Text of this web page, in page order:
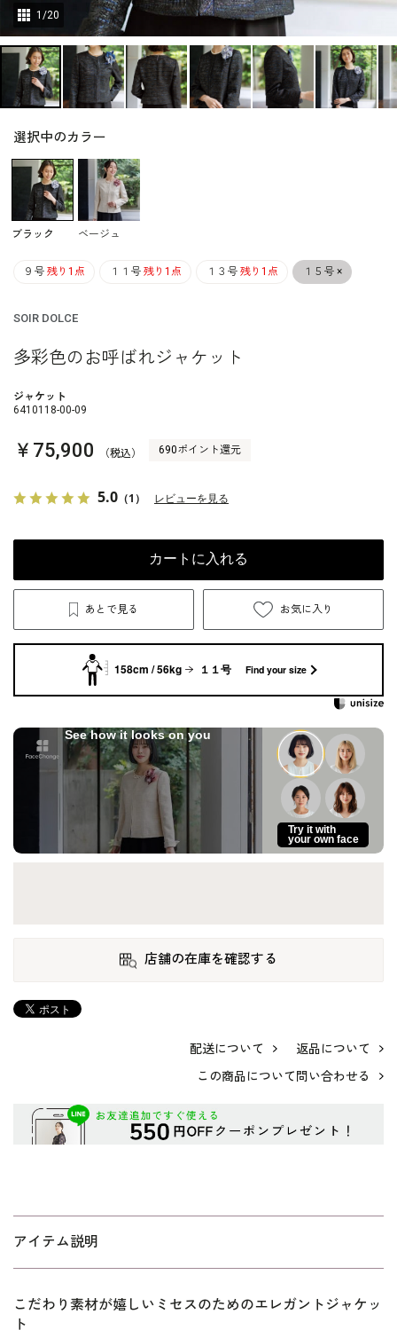
1 /20
選択中のカラー
ブラック ベージュ
９号 残り1点 １１号 残り1点 １３号 残り1点 １５号 ×
SOIR DOLCE
多彩色のお呼ばれジャケット
ジャケット
6410118-00-09
￥75,900 （税込） 690ポイント還元
5.0 （1） レビューを見る
カートに入れる
あとで見る お気に入り
158cm / 56kg １１号 Find your size
See how it looks on you
Try it with
your own face
店舗の在庫を確認する
配送について
返品について
この商品について問い合わせる
アイテム説明
こだわり素材が嬉しいミセスのためのエレガントジャケッ
ト